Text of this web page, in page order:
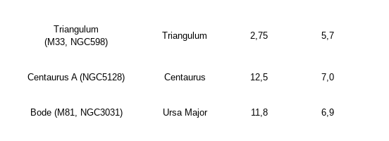
Triangulum
(M33, NGC598)
Triangulum 2,75 5,7
Centaurus A (NGC5128) Centaurus 12,5 7,0
Bode (M81, NGC3031) Ursa Major 11,8 6,9